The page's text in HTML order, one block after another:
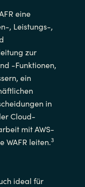
eine
, Leistungs-,
zur
-Funktionen,
ein
in
Cloud-
mit AWS-
WAFR leiten.3
ideal für